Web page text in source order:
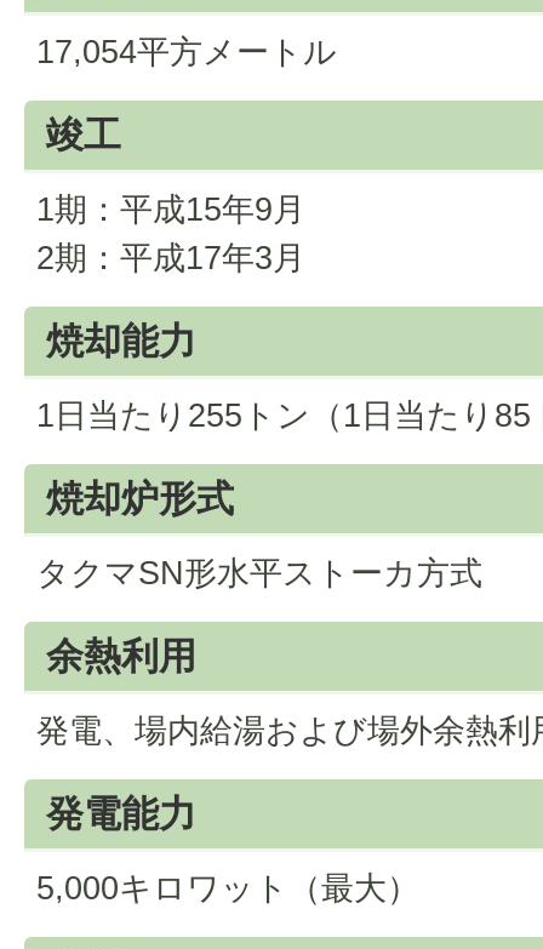
17,054平方メートル
竣工
1期：平成15年9月
2期：平成17年3月
焼却能力
1日当たり255トン（1日当たり85
焼却炉形式
タクマSN形水平ストーカ方式
余熱利用
発電、場内給湯および場外余熱利
発電能力
5,000キロワット（最大）